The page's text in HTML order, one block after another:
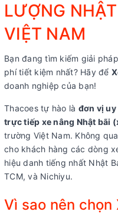
LƯỢNG
VIỆT NAM
Bạn đang tìm kiếm giải
phí tiết kiệm nhất? Hãy để
doanh nghiệp của bạn!
Thacoes tự hào là đơn vị uy
trực tiếp xe nâng Nhật bãi
trường Việt Nam. Không
cho khách hàng các dòng
hiệu danh tiếng nhất Nhật
TCM, và Nichiyu.
Vì sao nên chọn